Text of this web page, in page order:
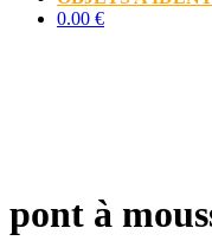
0.00 €
pont à